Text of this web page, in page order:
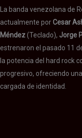
La banda venezolana de
actualmente porCesar
Méndez(Teclado), Jorge
estrenaron el pasado 11
la potencia del hard rock
progresivo, ofreciendo
cargada de identidad.